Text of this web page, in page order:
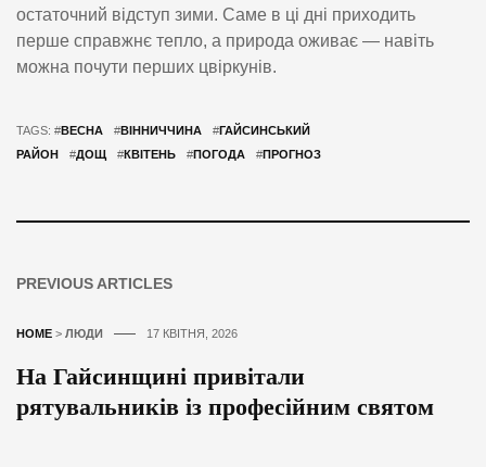
остаточний відступ зими. Саме в ці дні приходить
перше справжнє тепло, а природа оживає — навіть
можна почути перших цвіркунів.
TAGS: #ВЕСНА #ВІННИЧЧИНА #ГАЙСИНСЬКИЙ
РАЙОН
#ДОЩ #КВІТЕНЬ #ПОГОДА #ПРОГНОЗ
PREVIOUS ARTICLES
HOME > ЛЮДИ 17 КВІТНЯ, 2026
На Гайсинщині привітали
рятувальників із професійним святом